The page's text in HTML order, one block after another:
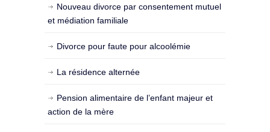
Nouveau divorce par consentement mutuel
et médiation familiale
Divorce pour faute pour alcoolémie
La résidence alternée
Pension alimentaire de l’enfant majeur et
action de la mère